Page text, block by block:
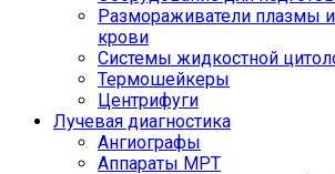
Размораживатели плазмы
крови
Системы жидкостной
Термошейкеры
Центрифуги
Лучевая диагностика
Ангиографы
Аппараты МРТ